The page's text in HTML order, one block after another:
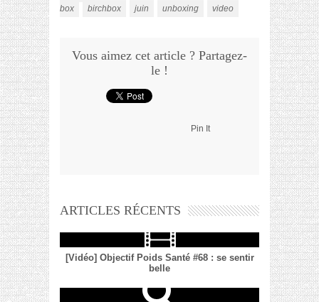
box
birchbox juin unboxing video
Vous aimez cet article ? Partagez-
le !
Pin It
ARTICLES RÉCENTS
[Vidéo] Objectif Poids Santé #68 : se sentir
belle